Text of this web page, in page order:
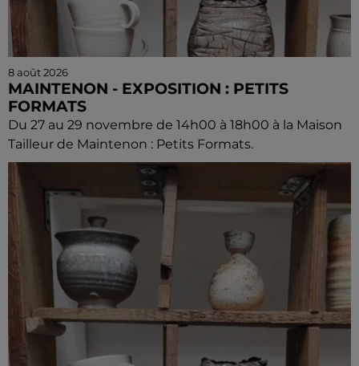
8 août 2026
MAINTENON - EXPOSITION : PETITS
FORMATS
Du 27 au 29 novembre de 14h00 à 18h00 à la Maison
Tailleur de Maintenon : Petits Formats.